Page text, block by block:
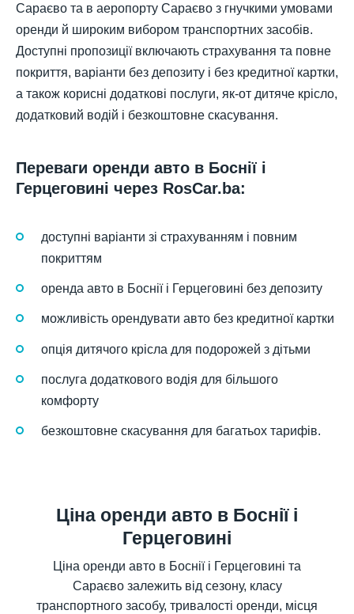
Сараєво та в аеропорту Сараєво з гнучкими умовами
оренди й широким вибором транспортних засобів.
Доступні пропозиції включають страхування та повне
покриття, варіанти без депозиту і без кредитної картки,
а також корисні додаткові послуги, як-от дитяче крісло,
додатковий водій і безкоштовне скасування.
Переваги оренди авто в Боснії і
Герцеговині через RosCar.ba:
доступні варіанти зі страхуванням і повним
покриттям
оренда авто в Боснії і Герцеговині без депозиту
можливість орендувати авто без кредитної картки
опція дитячого крісла для подорожей з дітьми
послуга додаткового водія для більшого
комфорту
безкоштовне скасування для багатьох тарифів.
Ціна оренди авто в Боснії і
Герцеговині
Ціна оренди авто в Боснії і Герцеговині та
Сараєво залежить від сезону, класу
транспортного засобу, тривалості оренди, місця